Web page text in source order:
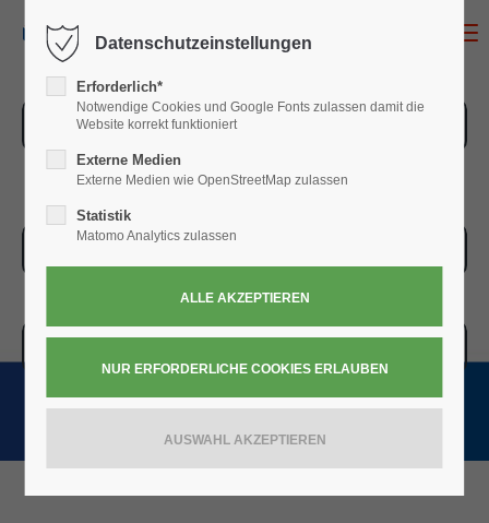
ZUR ÜBERSICHT
Datenschutzeinstellungen
Erforderlich*
Notwendige Cookies und Google Fonts zulassen damit die
Website korrekt funktioniert
Externe Medien
Externe Medien wie OpenStreetMap zulassen
Statistik
Matomo Analytics zulassen